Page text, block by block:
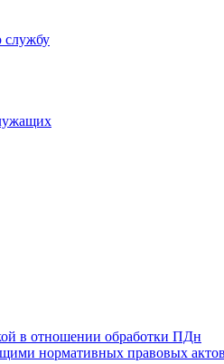
службу
в отношении обработки ПДн
нормативных правовых